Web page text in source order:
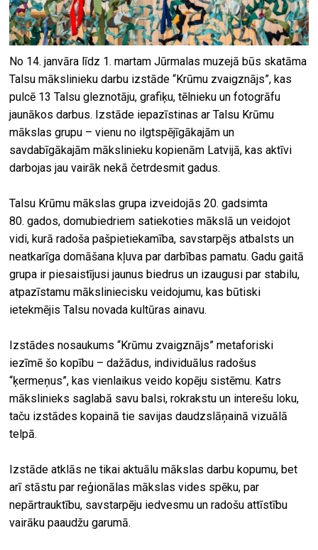
No 14. janvāra līdz 1. martam Jūrmalas muzejā būs skatāma
Talsu mākslinieku darbu izstāde “Krūmu zvaigznājs”, kas
pulcē 13 Talsu gleznotāju, grafiķu, tēlnieku un fotogrāfu
jaunākos darbus. Izstāde iepazīstinas ar Talsu Krūmu
mākslas grupu – vienu no ilgtspējīgākajām un
savdabīgākajām mākslinieku kopienām Latvijā, kas aktīvi
darbojas jau vairāk nekā četrdesmit gadus.
Talsu Krūmu mākslas grupa izveidojās 20. gadsimta
80. gados, domubiedriem satiekoties mākslā un veidojot
vidi, kurā radoša pašpietiekamība, savstarpējs atbalsts un
neatkarīga domāšana kļuva par darbības pamatu. Gadu gaitā
grupa ir piesaistījusi jaunus biedrus un izaugusi par stabilu,
atpazīstamu māksliniecisku veidojumu, kas būtiski
ietekmējis Talsu novada kultūras ainavu.
Izstādes nosaukums “Krūmu zvaigznājs” metaforiski
iezīmē šo kopību – dažādus, individuālus radošus
“ķermeņus”, kas vienlaikus veido kopēju sistēmu. Katrs
mākslinieks saglabā savu balsi, rokrakstu un interešu loku,
taču izstādes kopainā tie savijas daudzslāņainā vizuālā
telpā.
Izstāde atklās ne tikai aktuālu mākslas darbu kopumu, bet
arī stāstu par reģionālas mākslas vides spēku, par
nepārtrauktību, savstarpēju iedvesmu un radošu attīstību
vairāku paaudžu garumā.